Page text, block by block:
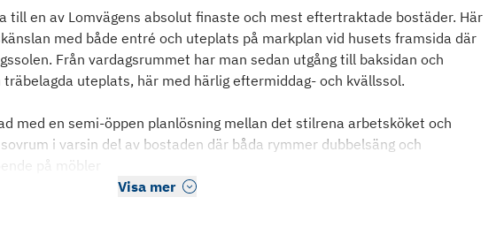
till en av Lomvägens absolut finaste och mest eftertraktade bostäder. Här
med både entré och uteplats på markplan vid husets framsida där
Från vardagsrummet har man sedan utgång till baksidan och
uteplats, här med härlig eftermiddag- och kvällssol.
med en semi-öppen planlösning mellan det stilrena arbetsköket och
i varsin del av bostaden där båda rymmer dubbelsäng och
på möbler
Visa mer